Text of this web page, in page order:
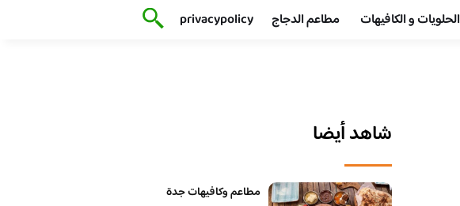
الحلويات و الكافيهات ‎ مطاعم الدجاج privacypolicy
شاهد أيضا
مطاعم وكافيهات جدة